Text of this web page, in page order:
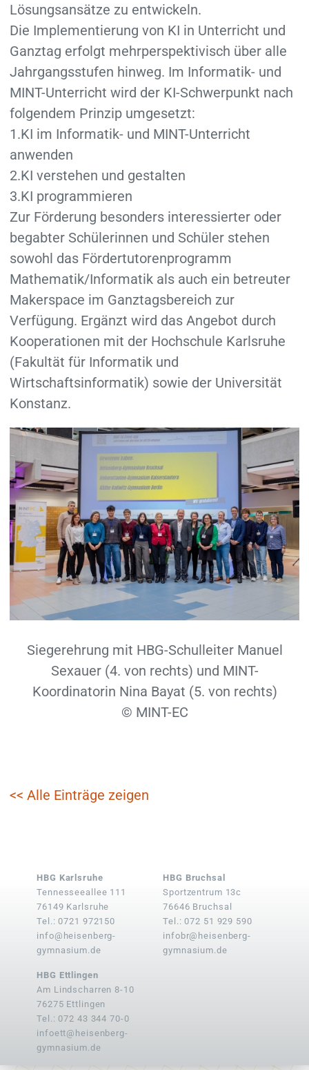
Lösungsansätze zu entwickeln.
Die Implementierung von KI in Unterricht und
Ganztag erfolgt mehrperspektivisch über alle
Jahrgangsstufen hinweg. Im Informatik- und
MINT-Unterricht wird der KI-Schwerpunkt nach
folgendem Prinzip umgesetzt:
1.KI im Informatik- und MINT-Unterricht
anwenden
2.KI verstehen und gestalten
3.KI programmieren
Zur Förderung besonders interessierter oder
begabter Schülerinnen und Schüler stehen
sowohl das Fördertutorenprogramm
Mathematik/Informatik als auch ein betreuter
Makerspace im Ganztagsbereich zur
Verfügung. Ergänzt wird das Angebot durch
Kooperationen mit der Hochschule Karlsruhe
(Fakultät für Informatik und
Wirtschaftsinformatik) sowie der Universität
Konstanz.
Siegerehrung mit HBG-Schulleiter Manuel
Sexauer (4. von rechts) und MINT-
Koordinatorin Nina Bayat (5. von rechts)
© MINT-EC
<< Alle Einträge zeigen
HBG Karlsruhe
Tennesseeallee 111
76149 Karlsruhe
Tel.: 0721 972150
info@heisenberg-
gymnasium.de
HBG Bruchsal
Sportzentrum 13c
76646 Bruchsal
Tel.: 072 51 929 590
infobr@heisenberg-
gymnasium.de
HBG Ettlingen
Am Lindscharren 8-10
76275 Ettlingen
Tel.: 072 43 344 70-0
infoett@heisenberg-
gymnasium.de